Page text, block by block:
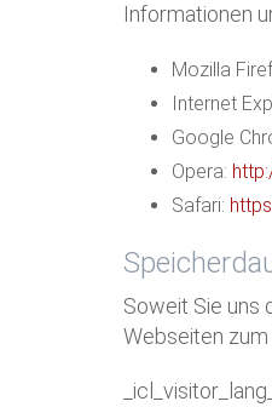
Informationen
Mozilla
Internet
Google
Opera:
Safari:
Soweit Sie uns
Webseiten